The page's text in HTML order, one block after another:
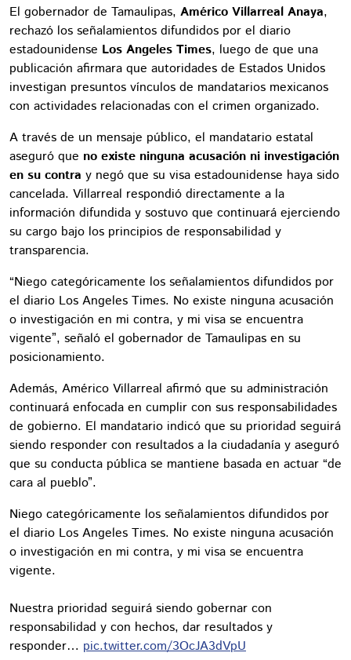
El gobernador de Tamaulipas, Américo Villarreal Anaya,
rechazó los señalamientos difundidos por el diario
estadounidense Los Angeles Times, luego de que una
publicación afirmara que autoridades de Estados Unidos
investigan presuntos vínculos de mandatarios mexicanos
con actividades relacionadas con el crimen organizado.
A través de un mensaje público, el mandatario estatal
aseguró que no existe ninguna acusación ni investigación
en su contra y negó que su visa estadounidense haya sido
cancelada. Villarreal respondió directamente a la
información difundida y sostuvo que continuará ejerciendo
su cargo bajo los principios de responsabilidad y
transparencia.
“Niego categóricamente los señalamientos difundidos por
el diario Los Angeles Times. No existe ninguna acusación
o investigación en mi contra, y mi visa se encuentra
vigente”, señaló el gobernador de Tamaulipas en su
posicionamiento.
Además, Américo Villarreal afirmó que su administración
continuará enfocada en cumplir con sus responsabilidades
de gobierno. El mandatario indicó que su prioridad seguirá
siendo responder con resultados a la ciudadanía y aseguró
que su conducta pública se mantiene basada en actuar “de
cara al pueblo”.
Niego categóricamente los señalamientos difundidos por
el diario Los Angeles Times. No existe ninguna acusación
o investigación en mi contra, y mi visa se encuentra
vigente.
Nuestra prioridad seguirá siendo gobernar con
responsabilidad y con hechos, dar resultados y
responder… pic.twitter.com/3OcJA3dVpU